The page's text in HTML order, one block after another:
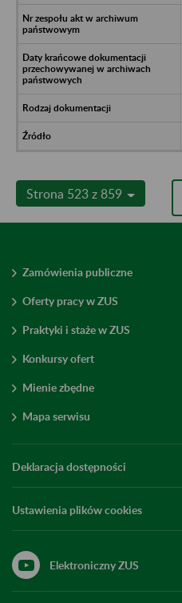
Strona 523 z 859
Zamówienia publiczne
Oferty pracy w ZUS
Praktyki i staże w ZUS
Konkursy ofert
Mienie zbędne
Mapa serwisu
Deklaracja dostępności
Ustawienia plików cookies
Elektroniczny ZUS